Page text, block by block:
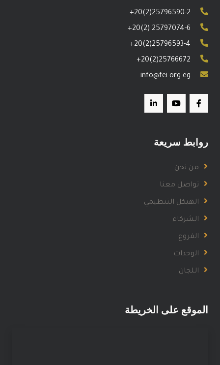
+20(2)25796590-2
+20(2) 25797074-6
+20(2)25796593-4
+20(2)25766672
info@fei.org.eg
روابط سريعة
من نحن
تواصل معنا
الهيكل التنظيمي
الشركاء
الفروع
الوحدات
اللجان
الموقع على الخريطة